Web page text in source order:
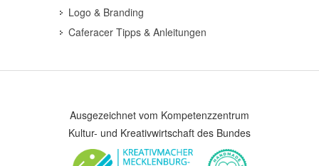
Logo & Branding
Caferacer Tipps & Anleitungen
Ausgezeichnet vom Kompetenzzentrum
Kultur- und Kreativwirtschaft des Bundes